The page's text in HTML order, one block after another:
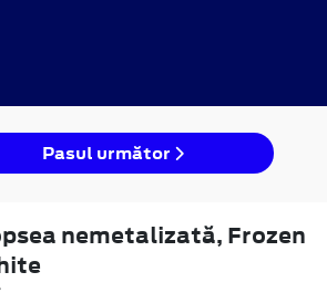
Pasul următor
nemetalizată, Frozen